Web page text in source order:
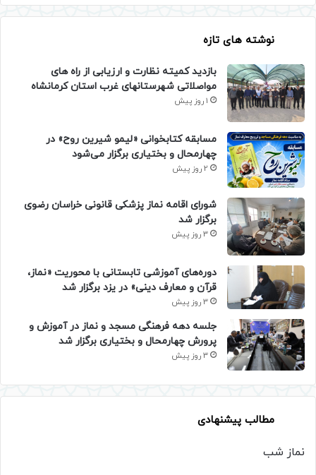
نوشته های تازه
بازدید کمیته نظارت و ارزیابی از راه های
مواصلاتی شهرستانهای غرب استان کرمانشاه
1 روز پیش
مسابقه کتابخوانی «لیمو شیرین روح» در
چهارمحال و بختیاری برگزار می‌شود
2 روز پیش
شورای اقامه نماز پزشکی قانونی خراسان رضوی
برگزار شد
3 روز پیش
دوره‌های آموزشی تابستانی با محوریت «نماز،
قرآن و معارف دینی» در یزد برگزار شد
3 روز پیش
جلسه دهه فرهنگی مسجد و نماز در آموزش و
پرورش چهارمحال و بختیاری برگزار شد
3 روز پیش
مطالب پیشنهادی
نماز شب